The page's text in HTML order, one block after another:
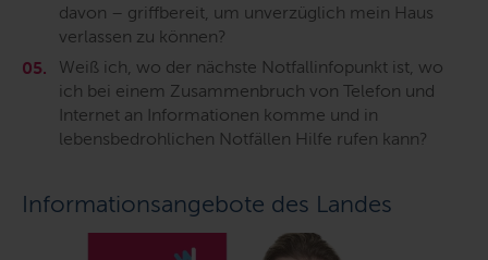
davon – griffbereit, um unverzüglich mein Haus
verlassen zu können?
Weiß ich, wo der nächste Notfallinfopunkt ist, wo
ich bei einem Zusammenbruch von Telefon und
Internet an Informationen komme und in
lebensbedrohlichen Notfällen Hilfe rufen kann?
Informationsangebote des Landes